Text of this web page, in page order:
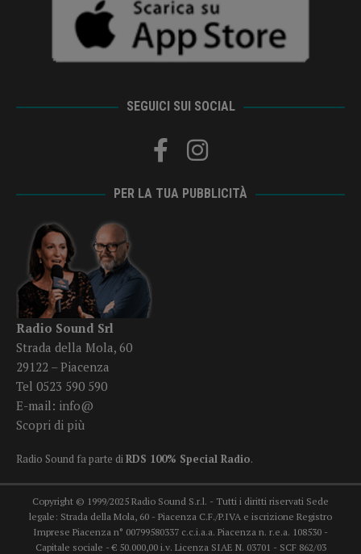
SEGUICI SUI SOCIAL
PER LA TUA PUBBLICITÀ
Radio Sound Srl
Strada della Mola, 60
29122 – Piacenza
Tel 0523 590 590
E-mail: info@
Scopri di più
Radio Sound fa parte di RDS 100% Special Radio.
Copyright © 1999/2025 Radio Sound S.r.l. - Tutti i diritti riservati Sede
legale: Strada della Mola, 60 - Piacenza C.F./P.IVA e iscrizione Registro
Imprese Piacenza n° 00799580337 c.c.i.a.a. Piacenza n. r.e.a. 108530 -
Capitale sociale - € 50.000,00 i.v. Licenza SIAE N. 03701 - SCF 862/03